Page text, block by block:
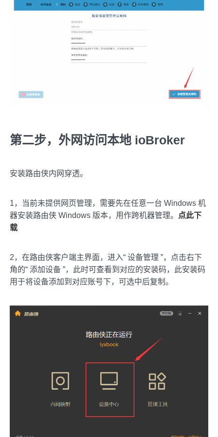
第二步，外网访问本地 ioBroker
安装路由侠内网穿透。
1，当前未提供网页管理，需要先在任意一台 Windows 机
器安装路由侠 Windows 版本，用作跨机器管理。
点此下
载
2，在路由侠客户端主界面，进入“ 设备管理 ”，点击右下
角的“ 添加设备 ”，此时可查看到对应的安装码，此安装码
用于将设备添加到对应账号下，可选中后复制。